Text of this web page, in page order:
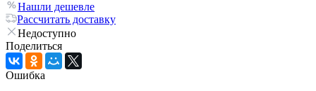
Нашли дешевле
Рассчитать доставку
Недоступно
Поделиться
Ошибка